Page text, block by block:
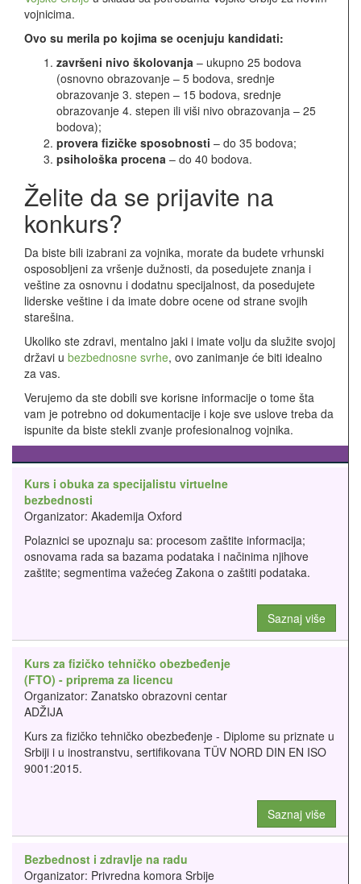
vojnicima.
Ovo su merila po kojima se ocenjuju kandidati:
završeni nivo školovanja – ukupno 25 bodova
(osnovno obrazovanje – 5 bodova, srednje
obrazovanje 3. stepen – 15 bodova, srednje
obrazovanje 4. stepen ili viši nivo obrazovanja – 25
bodova);
provera fizičke sposobnosti – do 35 bodova;
psihološka procena – do 40 bodova.
Želite da se prijavite na
konkurs?
Da biste bili izabrani za vojnika, morate da budete vrhunski
osposobljeni za vršenje dužnosti, da posedujete znanja i
veštine za osnovnu i dodatnu specijalnost, da posedujete
liderske veštine i da imate dobre ocene od strane svojih
starešina.
Ukoliko ste zdravi, mentalno jaki i imate volju da služite svojoj
državi u bezbednosne svrhe, ovo zanimanje će biti idealno
za vas.
Verujemo da ste dobili sve korisne informacije o tome šta
vam je potrebno od dokumentacije i koje sve uslove treba da
ispunite da biste stekli zvanje profesionalnog vojnika.
Kurs i obuka za specijalistu virtuelne
bezbednosti
Organizator: Akademija Oxford
Polaznici se upoznaju sa: procesom zaštite informacija;
osnovama rada sa bazama podataka i načinima njihove
zaštite; segmentima važećeg Zakona o zaštiti podataka.
Saznaj više
Kurs za fizičko tehničko obezbeđenje
(FTO) - priprema za licencu
Organizator: Zanatsko obrazovni centar
ADŽIJA
Kurs za fizičko tehničko obezbeđenje - Diplome su priznate u
Srbiji i u inostranstvu, sertifikovana TÜV NORD DIN EN ISO
9001:2015.
Saznaj više
Bezbednost i zdravlje na radu
Organizator: Privredna komora Srbije